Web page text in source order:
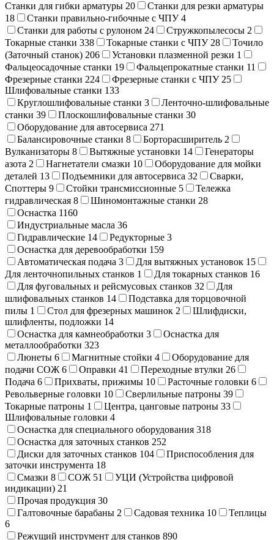
Станки для гибки арматуры 20
Станки для резки арматуры
18
Станки правильно-гибочные с ЧПУ4
Станки для работы с рулоном 24 Стружкопылесосы 2
Токарные станки 338 Токарные станки с ЧПУ 28
Точило
(Заточный станок) 206 Установки плазменной резки 1
Фальцеосадочные станки 19 Фальцепрокатные станки 11
Фрезерные станки 224 Фрезерные станки с ЧПУ 25
Шлифовальные станки 133
Круглошлифовальные станки 3
Ленточно-шлифовальные
станки 39 Плоскошлифовальные станки 30
Оборудование для автосервиса 271
Балансировочные станки 8 Борторасширитель 2
Вулканизаторы 8 Вытяжные установки 14
Генераторы
азота 2 Нагнетатели смазки 10
Оборудование для мойки
деталей 13 Подъемники для автосервиса 32
Сварки,
Cпоттеры 9 Стойки трансмиссионные 5
Тележка
гидравлическая 8 Шиномонтажные станки 28
Оснастка 1160
Индустриальные масла 36
Гидравлические 14 Редукторные 3
Оснастка для деревообработки 159
Автоматическая подача 3 Для вытяжных установок 15
Для ленточнопильных станков 1 Для токарных станков 16
Для фуговальных и рейсмусовых станков 32
Для
шлифовальных станков 14
Подставка для торцовочной
пилы 1 Стол для фрезерных машинок 2
Шлифдиски,
шлифленты, подложки 14
Оснастка для камнеобработки 3
Оснастка для
металлообработки 323
Люнеты 6 Магнитные стойки 4
Оборудование для
подачи СОЖ 6 Оправки 41 Переходные втулки 26
Подача 6 Прихваты, прижимы 10 Расточные головки 6
Револьверные головки 10 Сверлильные патроны 39
Токарные патроны 1 Центра, цанговые патроны 33
Шлифовальные головки 4
Оснастка для специального оборудования 318
Оснастка для заточных станков 252
Диски для заточных станков 104
Приспособления для
заточки инструмента 18
Смазки 8 СОЖ 51
УЦИ (Устройства цифровой
индикации) 21
Прочая продукция 30
Галтовочные барабаны 2 Садовая техника 10
Теплицы
6
Режущий инструмент для станков 890